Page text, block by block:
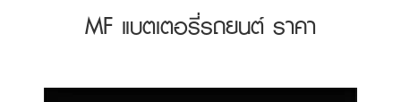
MF แบตเตอรี่รถยนต์ ราคา